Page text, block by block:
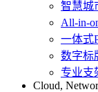
智慧城
All-in-
一体式
数字标
专业支
Cloud,